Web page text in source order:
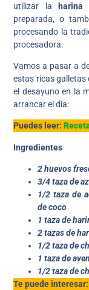
utilizar la harina
preparada, o
procesando la
procesadora.
Vamos a pasar a
estas ricas galletas
el desayuno en la
arrancar el día:
Puedes leer:
Ingredientes
2 huevos
3/4 taza de
1/2 taza de
de coco
1 taza de
2 tazas de
1/2 taza de
1 taza de
1/2 taza de
Te puede